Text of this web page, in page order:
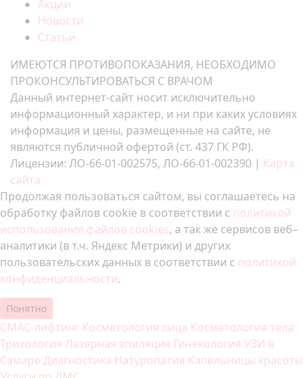
Акции
Новости
Статьи
ИМЕЮТСЯ ПРОТИВОПОКАЗАНИЯ, НЕОБХОДИМО
ПРОКОНСУЛЬТИРОВАТЬСЯ С ВРАЧОМ
Данный интернет-сайт носит исключительно
информационный характер, и ни при каких условиях
информация и цены, размещенные на сайте, не
являются публичной офертой (ст. 437 ГК РФ).
Лицензии: ЛО-66-01-002575, ЛО-66-01-002390 | Карта
сайта
Продолжая пользоваться сайтом, вы соглашаетесь на
обработку файлов cookie в соответствии с политикой
использования файлов cookies, а так же сервисов веб–
аналитики (в т.ч. Яндекс Метрики) и других
пользовательских данных в соответствии с политикой
конфиденциальности.
Понятно
СМАС-лифтинг Косметология лица Косметология тела
Трихология Лазерная эпиляция Гинекология УЗИ в
Самаре Диагностика Натуропатия Капельницы красоты